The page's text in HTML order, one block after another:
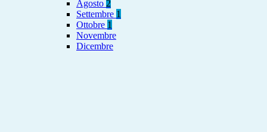
Agosto 2
Settembre 1
Ottobre 1
Novembre
Dicembre